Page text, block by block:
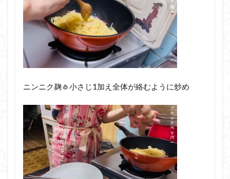
ニンニク麹🧄小さじ1加え全体が絡むように炒め